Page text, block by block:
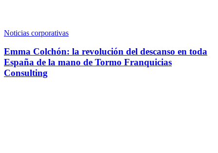
Noticias corporativas
Emma Colchón: la revolución del descanso en toda
España de la mano de Tormo Franquicias
Consulting